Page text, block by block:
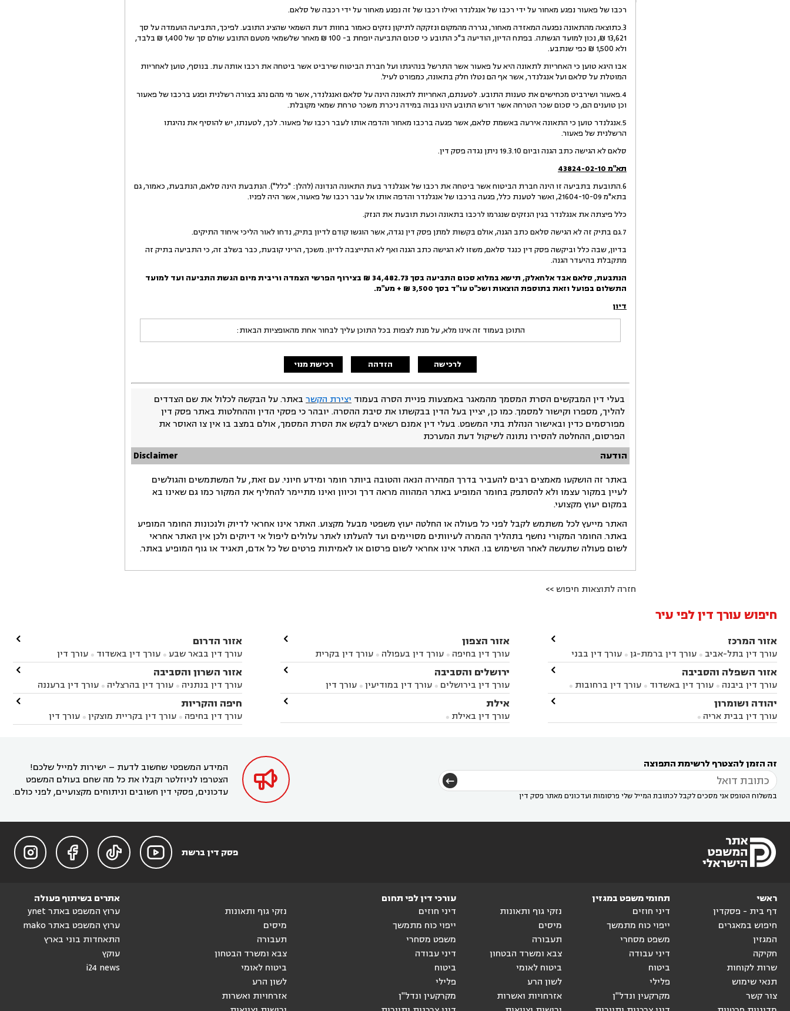
רכבו של פאעור נפגע מאחור על ידי רכבו של אנגלנדר ואילו רכבו של זה נפגע מאחור על ידי רכבה של סלאם.
3.כתוצאה מהתאונה נפגעה המאזדה מאחור, נגררה מהמקום ונזקקה לתיקון נזקים כאמור בחוות דעת השמאי שהציג התובע. לפיכך, התביעה הועמדה על סך
13,621 ₪, נכון למועד הגשתה. בפתח הדיון, הודיעה ב"כ התובע כי סכום התביעה יופחת ב- 100 ₪ מאחר שלשמאי מטעם התובע שולם סך של 1,400 ₪ בלבד,
ולא 1,500 ₪ כפי שנתבע.
אבו היגא טוען כי האחריות לתאונה היא על פאעור אשר התרשל בנהיגתו ועל חברת הביטוח שירביט אשר ביטחה את רכבו אותה עת. בנוסף, טוען לאחריות
המוטלת על סלאם ועל אנגלנדר, אשר אף הם נטלו חלק בתאונה, כמפורט לעיל.
4.פאעור ושירביט מכחישים את טענות התובע. לטענתם, האחריות לתאונה הינה על סלאם ואנגלנדר, אשר מי מהם נהג בצורה רשלנית ופגע ברכבו של פאעור
וכן טוענים הם, כי סכום שכר הטרחה אשר דורש התובע הינו גבוה במידה ניכרת משכר טרחת שמאי מקובלת.
5.אנגלנדר טוען כי התאונה אירעה באשמת סלאם, אשר פגעה ברכבו מאחור והדפה אותו לעבר רכבו של פאעור. לכך, לטענתו, יש להוסיף את נהיגתו
הרשלנית של פאעור.
סלאם לא הגישה כתב הגנה וביום 19.3.10 ניתן נגדה פסק דין.
תא"מ 43824-02-10
6.התובעת בתביעה זו הינה חברת הביטוח אשר ביטחה את רכבו של אנגלנדר בעת התאונה הנדונה (להלן: "כלל"). הנתבעת הינה סלאם, הנתבעת, כאמור, גם
בתא"מ 21604-10-09, ואשר לטענת כלל, פגעה ברכבו של אנגלנדר והדפה אותו אל עבר רכבו של פאעור, אשר היה לפניו.
כלל פיצתה את אנגלנדר בגין הנזקים שנגרמו לרכבו בתאונה וכעת תובעת את הנזק.
7.גם בתיק זה לא הגישה סלאם כתב הגנה, אולם בקשות למתן פסק דין נגדה, אשר הוגשו קודם לדיון בתיק, נדחו לאור הליכי איחוד התיקים.
בדיון, שבה כלל וביקשה פסק דין כנגד סלאם, משזו לא הגישה כתב הגנה ואף לא התייצבה לדיון. משכך, הריני קובעת, כבר בשלב זה, כי התביעה בתיק זה
מתקבלת בהיעדר הגנה.
הנתבעת, סלאם אבד אלחאלק, ת
ישא במלוא סכום התביעה בסך 34,482.73 ₪ בצירוף הפרשי הצמדה וריבית מיום הגשת התביעה ועד למועד
התשלום בפועל וזאת בתוספת הוצאות ושכ"ט עו"ד בסך 3,500 ₪ + מע"מ
.
דיון
התוכן בעמוד זה אינו מלא, על מנת לצפות בכל התוכן עליך לבחור אחת מהאופציות הבאות:
לרכישה הזדהה רכישת מנוי
בעלי דין המבקשים הסרת המסמך מהמאגר באמצעות פניית הסרה בעמוד יצירת הקשר באתר. על הבקשה לכלול את שם הצדדים
להליך, מספרו וקישור למסמך. כמו כן, יציין בעל הדין בבקשתו את סיבת ההסרה. יובהר כי פסקי הדין וההחלטות באתר פסק דין
מפורסמים כדין ובאישור הנהלת בתי המשפט. בעלי דין אמנם רשאים לבקש את הסרת המסמך, אולם במצב בו אין צו האוסר את
הפרסום, ההחלטה להסירו נתונה לשיקול דעת המערכת
הודעה
Disclaimer
באתר זה הושקעו מאמצים רבים להעביר בדרך המהירה הנאה והטובה ביותר חומר ומידע חיוני. עם זאת, על המשתמשים והגולשים
לעיין במקור עצמו ולא להסתפק בחומר המופיע באתר המהווה מראה דרך וכיוון ואינו מתיימר להחליף את המקור כמו גם שאינו בא
במקום יעוץ מקצועי.
האתר מייעץ לכל משתמש לקבל לפני כל פעולה או החלטה יעוץ משפטי מבעל מקצוע. האתר אינו אחראי לדיוק ולנכונות החומר המופיע
באתר. החומר המקורי נחשף בתהליך ההמרה לעיוותים מסויימים ועד להעלתו לאתר עלולים ליפול אי דיוקים ולכן אין האתר אחראי
לשום פעולה שתעשה לאחר השימוש בו. האתר אינו אחראי לשום פרסום או לאמיתות פרטים של כל אדם, תאגיד או גוף המופיע באתר.
חזרה לתוצאות חיפוש >>
חיפוש עורך דין לפי עיר
אזור המרכז
עורך דין בתל-אביב  עורך דין ברמת-גן 
עורך דין בבני
ברק עורך דין בפתח תקווה עורך דין בראשון לציון
עורך דין ברחובות עורך דין בנס ציונה
במודיעין
עורך דין בהרצליה עורך דין בחולון
עורך
דין בקרית אונו
אונו
עורך דין בבת ים
דין בשוהם 

אזור השפלה והסביבה
עורך דין ביבנה  עורך דין באשדוד  עורך דין ברחובות 
עורך דין בראשון לציון עורך דין במודיעין
עורך דין
בבאר יעקב
עורך דין בגדרה

יהודה ושומרון
עורך דין בבית אריה 

אזור הצפון
עורך דין בחיפה  עורך דין בעפולה 
עורך דין בקרית
אתא
עורך דין בנהריה עורך דין בראש פינה
עורך דין
בקרית שמונה
עורך דין במושב מגדים
במושב ציפורי
עורך דין בסח'נין עורך דין בעכו
עורך
דין בעמק הירדן
ביאליק
עורך דין במגדל העמק

ירושלים והסביבה
עורך דין בירושלים  עורך דין במודיעין 
עורך דין
בבית-שמש
עורך דין במבשרת ציון עורך דין בגיזו
עורך דין בגבעת זאב
בקרני שומרון  עורך דין בשורש 

אילת
עורך דין באילת 

אזור הדרום
עורך דין בבאר שבע  עורך דין באשדוד 
עורך דין
באשקלון
עורך דין בבאר טוביה עורך דין בגן יבנה
עורך דין בניר הבנים עורך דין בערד
זיקים
עורך דין בנתיבות עורך דין בקרית מלאכי

אזור השרון והסביבה
עורך דין בנתניה  עורך דין בהרצליה  עורך דין ברעננה
עורך דין בחדרה עורך דין בכפר סבא
עורך דין בהוד
השרון
עורך דין באבן יהודה
עורך דין בחריש עורך דין בקיסריה עורך דין בקדימה

חיפה והקריות
עורך דין בחיפה  עורך דין בקריית מוצקין 
עורך דין
בקרית מוצקין
עורך דין בקריית אתא
עורך דין


המידע המשפטי שחשוב לדעת – ישירות למייל שלכם!
הצטרפו לניוזלטר וקבלו את כל מה שחם בעולם המשפט
עדכונים, פסקי דין חשובים וניתוחים מקצועיים, לפני כולם.
זה הזמן להצטרף לרשימת התפוצה
במשלוח הטופס אני מסכים לקבל לכתובת המייל שלי פרסומות ועדכונים מאתר פסק דין
פסק דין ברשת 



ראשי
דף בית - פסקדין
חיפוש במאגרים
המגזין
חקיקה
שרות לקוחות
תנאי שימוש
צור קשר
תחומי משפט במגזין
דיני חוזים
ייפוי כוח מתמשך
משפט מסחרי
דיני עבודה
ביטוח
פלילי
מקרקעין ונדל"ן
נזקי גוף ותאונות
מיסים
תעבורה
צבא ומשרד הבטחון
ביטוח לאומי
לשון הרע
אזרחויות ואשרות
עורכי דין לפי תחום
דיני חוזים
ייפוי כוח מתמשך
משפט מסחרי
דיני עבודה
ביטוח
פלילי
מקרקעין ונדל"ן
נזקי גוף ותאונות
מיסים
תעבורה
צבא ומשרד הבטחון
ביטוח לאומי
לשון הרע
אזרחויות ואשרות
אתרים בשיתוף פעולה
ערוץ המשפט באתר ynet
ערוץ המשפט באתר mako
התאחדות בוני בארץ
עוקץ
i24 news